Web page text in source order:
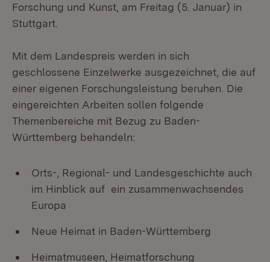
Forschung und Kunst, am Freitag (5. Januar) in
Stuttgart.
Mit dem Landespreis werden in sich
geschlossene Einzelwerke ausgezeichnet, die auf
einer eigenen Forschungsleistung beruhen. Die
eingereichten Arbeiten sollen folgende
Themenbereiche mit Bezug zu Baden-
Württemberg behandeln:
Orts-, Regional- und Landesgeschichte auch
im Hinblick auf ein zusammenwachsendes
Europa
Neue Heimat in Baden-Württemberg
Heimatmuseen, Heimatforschung